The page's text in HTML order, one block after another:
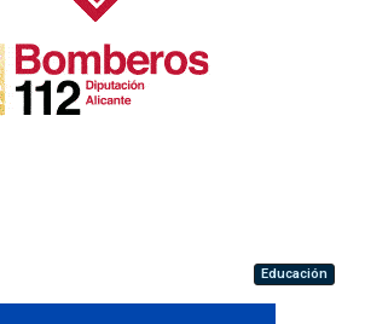
Educación